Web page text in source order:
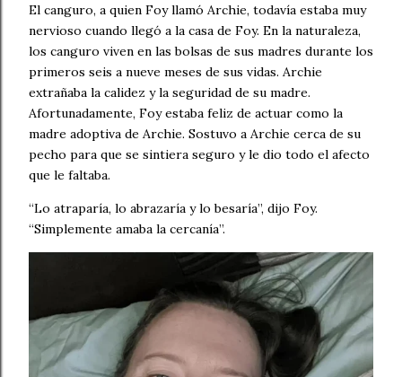
El canguro, a quien Foy llamó Archie, todavía estaba muy
nervioso cuando llegó a la casa de Foy. En la naturaleza,
los canguro viven en las bolsas de sus madres durante los
primeros seis a nueve meses de sus vidas. Archie
extrañaba la calidez y la seguridad de su madre.
Afortunadamente, Foy estaba feliz de actuar como la
madre adoptiva de Archie. Sostuvo a Archie cerca de su
pecho para que se sintiera seguro y le dio todo el afecto
que le faltaba.
“Lo atraparía, lo abrazaría y lo besaría”, dijo Foy.
“Simplemente amaba la cercanía”.